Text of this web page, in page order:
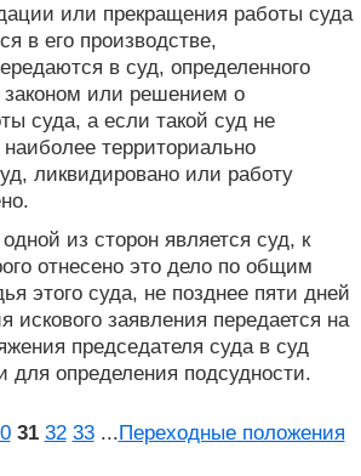
или прекращения работы суда
в его производстве,
в суд, определенного
или решением о
суда, а если такой суд не
территориально
ликвидировано или работу
из сторон является суд, к
отнесено это дело по общим
этого суда, не позднее пяти дней
искового заявления передается на
председателя суда в суд
определения подсудности.
31 32 33 ...Переходные положения